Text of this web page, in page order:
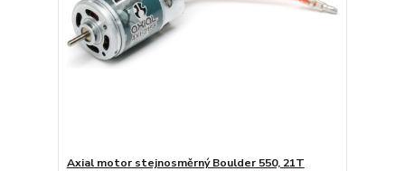
Axial motor stejnosměrný Boulder 550, 21T